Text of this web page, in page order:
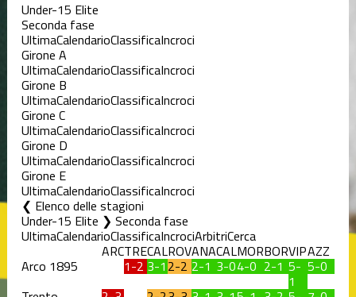
Under-15 Elite
Seconda fase
UltimaCalendarioClassificaIncroci
Girone A
UltimaCalendarioClassificaIncroci
Girone B
UltimaCalendarioClassificaIncroci
Girone C
UltimaCalendarioClassificaIncroci
Girone D
UltimaCalendarioClassificaIncroci
Girone E
UltimaCalendarioClassificaIncroci
Elenco delle stagioni
Under-15 Elite ❯ Seconda fase
UltimaCalendarioClassificaIncrociArbitriCerca
ARCTRECALROVANACALMORBORVIPAZZ
Arco 1895 1-2 3-1 2-2 2-1 3-04-0 2-1 5-
1
5-0